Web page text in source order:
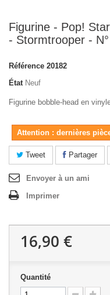
Figurine - Pop!
- Stormtrooper -
Référence 20182
État Neuf
Figurine bobble-head en
Attention : dernières
Tweet Partager
Envoyer à un ami
Imprimer
16,90 €
Quantité